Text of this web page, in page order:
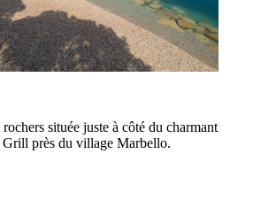
située juste à côté du charmant
Grill près du village Marbello.